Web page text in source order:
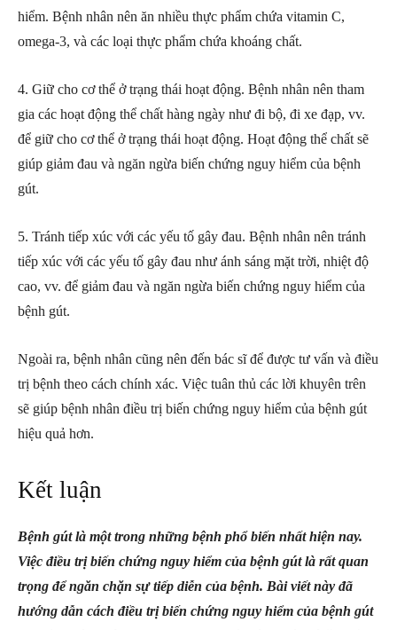
hiểm. Bệnh nhân nên ăn nhiều thực phẩm chứa vitamin C,
omega-3, và các loại thực phẩm chứa khoáng chất.
4. Giữ cho cơ thể ở trạng thái hoạt động. Bệnh nhân nên tham
gia các hoạt động thể chất hàng ngày như đi bộ, đi xe đạp, vv.
để giữ cho cơ thể ở trạng thái hoạt động. Hoạt động thể chất sẽ
giúp giảm đau và ngăn ngừa biến chứng nguy hiểm của bệnh
gút.
5. Tránh tiếp xúc với các yếu tố gây đau. Bệnh nhân nên tránh
tiếp xúc với các yếu tố gây đau như ánh sáng mặt trời, nhiệt độ
cao, vv. để giảm đau và ngăn ngừa biến chứng nguy hiểm của
bệnh gút.
Ngoài ra, bệnh nhân cũng nên đến bác sĩ để được tư vấn và điều
trị bệnh theo cách chính xác. Việc tuân thủ các lời khuyên trên
sẽ giúp bệnh nhân điều trị biến chứng nguy hiểm của bệnh gút
hiệu quả hơn.
Kết luận
Bệnh gút là một trong những bệnh phổ biến nhất hiện nay.
Việc điều trị biến chứng nguy hiểm của bệnh gút là rất quan
trọng để ngăn chặn sự tiếp diễn của bệnh. Bài viết này đã
hướng dẫn cách điều trị biến chứng nguy hiểm của bệnh gút